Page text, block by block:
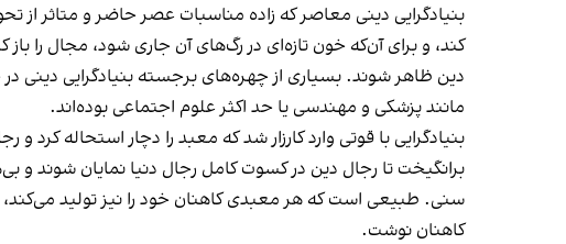
بنیادگرایی دینی معاصر که زاده مناسبات عصر حاضر و متاثر از
کند، و برای آن‌که خون تازه‌ای در رگ‌های آن جاری شود، مجال را
دین ظاهر شوند. بسیاری از چهره‌های برجسته بنیادگرایی دینی
مانند پزشکی و مهندسی یا حد اکثر علوم اجتماعی بوده‌اند.
بنیادگرایی با قوتی وارد کارزار شد که معبد را دچار استحاله
برانگیخت تا رجال دین در کسوت کامل رجال دنیا نمایان شوند
سنی. طبیعی است که هر معبدی کاهنان خود را نیز تولید می‌کند،
کاهنان نوشت.